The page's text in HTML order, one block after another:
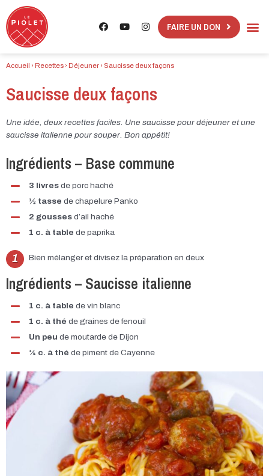
FAIRE UN DON
Accueil › Recettes › Déjeuner › Saucisse deux façons
Saucisse deux façons
Une idée, deux recettes faciles. Une saucisse pour déjeuner et une
saucisse italienne pour souper. Bon appétit!
Ingrédients – Base commune​
3 livres de porc haché
½ tasse de chapelure Panko
2 gousses d’ail haché
1 c. à table de paprika
Bien mélanger et divisez la préparation en deux
Ingrédients – Saucisse italienne​
1 c. à table de vin blanc
1 c. à thé de graines de fenouil
Un peu de moutarde de Dijon
¼ c. à thé de piment de Cayenne